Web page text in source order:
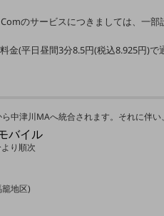
バイル
のサービスにつきましては、一
金(平日昼間3分8.5円(税込8.925円)
中津川MAへ統合されます。それに伴
り順次
地区)